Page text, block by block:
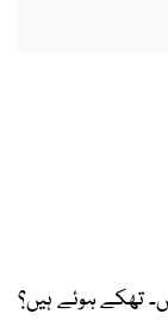
تھکے ہوئے ہیں؟